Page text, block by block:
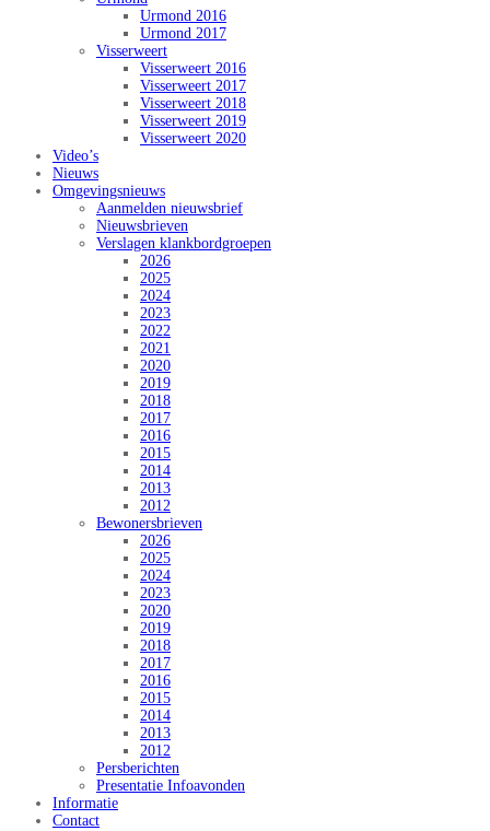
Urmond 2016
Urmond 2017
Visserweert
Visserweert 2016
Visserweert 2017
Visserweert 2018
Visserweert 2019
Visserweert 2020
Video’s
Nieuws
Omgevingsnieuws
Aanmelden nieuwsbrief
Nieuwsbrieven
Verslagen klankbordgroepen
2026
2025
2024
2023
2022
2021
2020
2019
2018
2017
2016
2015
2014
2013
2012
Bewonersbrieven
2026
2025
2024
2023
2020
2019
2018
2017
2016
2015
2014
2013
2012
Persberichten
Presentatie Infoavonden
Informatie
Contact